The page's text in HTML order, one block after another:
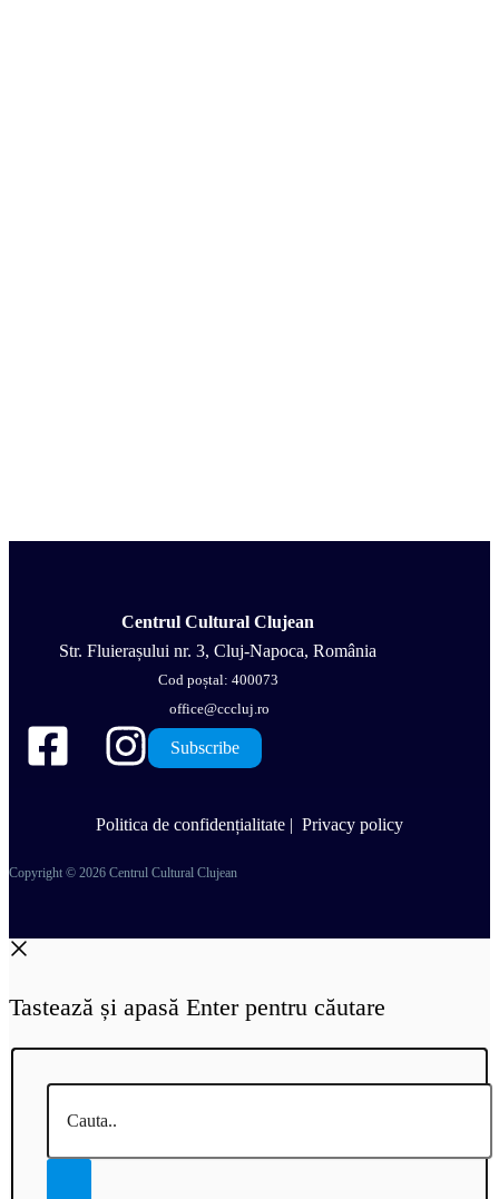
Centrul Cultural Clujean
Str. Fluierașului nr. 3, Cluj-Napoca, România
Cod poștal: 400073
office@cccluj.ro
Subscribe
Politica de confidențialitate | Privacy policy
Copyright © 2026 Centrul Cultural Clujean
Tastează și apasă Enter pentru căutare